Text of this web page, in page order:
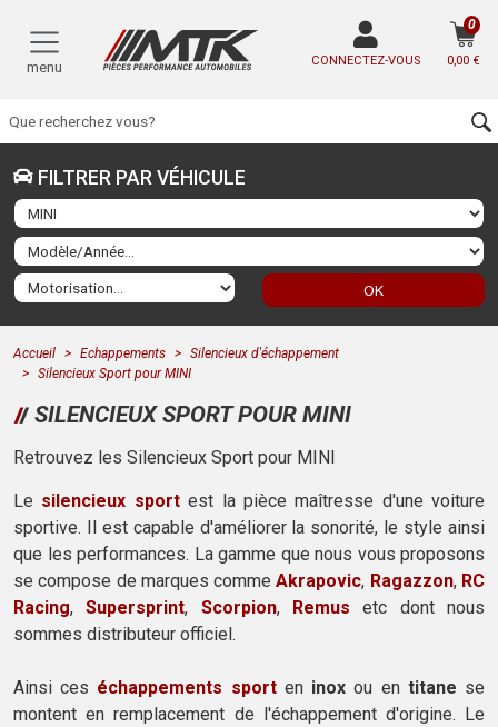
menu CONNECTEZ-VOUS 0,00 €
0
FILTRER PAR VÉHICULE
OK
Accueil Echappements
Silencieux d'échappement
Silencieux Sport pour MINI
SILENCIEUX SPORT POUR MINI
Retrouvez les Silencieux Sport pour MINI
Le silencieux sportest la pièce maîtresse d'une voiture
sportive. Il est capable d'améliorer la sonorité, le style ainsi
que les performances. La gamme que nous vous proposons
se compose de marques commeAkrapovic, Ragazzon, RC
Racing,Supersprint, Scorpion, Remus etc dont nous
sommes distributeur officiel.
Ainsi ces échappements sporten inox ou en titane se
montent en remplacement de l'échappement d'origine. Le